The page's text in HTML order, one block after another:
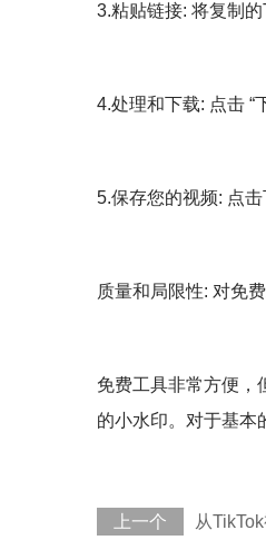
3.粘贴链接: 将复制
4.处理和下载: 点击 “
5.保存您的视频: 点
质量和局限性: 对免
免费工具非常方便，
的小水印。对于基本
上一个 从